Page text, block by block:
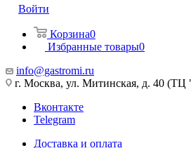
Войти
Корзина0
Избранные товары0
info@gastromi.ru
г. Москва, ул. Митинская, д. 40
Вконтакте
Telegram
Доставка и оплата